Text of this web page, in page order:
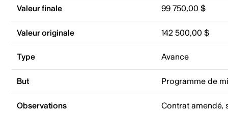
Valeur finale 99 750,00 $
Valeur originale 142 500,00 $
Type Avance
But Programme de
Observations Contrat amendé,